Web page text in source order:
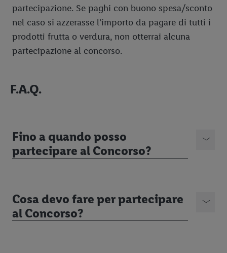
partecipazione. Se paghi con buono spesa/sconto
nel caso si azzerasse l’importo da pagare di tutti i
prodotti frutta o verdura, non otterrai alcuna
partecipazione al concorso.
F.A.Q.
Fino a quando posso
partecipare al Concorso?
Cosa devo fare per partecipare
al Concorso?